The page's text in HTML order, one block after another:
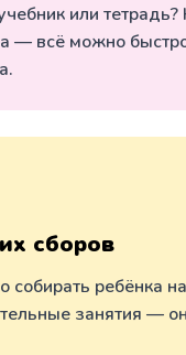
или тетрадь?
— всё можно
сборов
собирать ребёнка на
занятия —